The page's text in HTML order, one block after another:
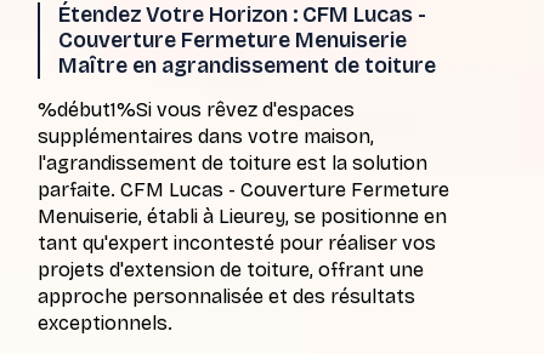
Étendez Votre Horizon : CFM Lucas -
Couverture Fermeture Menuiserie
Maître en agrandissement de toiture
%début1%Si vous rêvez d'espaces
supplémentaires dans votre maison,
l'agrandissement de toiture est la solution
parfaite. CFM Lucas - Couverture Fermeture
Menuiserie, établi à Lieurey, se positionne en
tant qu'expert incontesté pour réaliser vos
projets d'extension de toiture, offrant une
approche personnalisée et des résultats
exceptionnels.